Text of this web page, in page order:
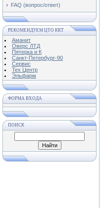
FAQ (вопрос/ответ)
РЕКОМЕНДУЕМ ЦТО ККТ
Аманит
Оверс ЛТД
Пятерка и К
Санкт-Петербург-90
Сервис
Тех Центр
Эльфарм
ФОРМА ВХОДА
ПОИСК